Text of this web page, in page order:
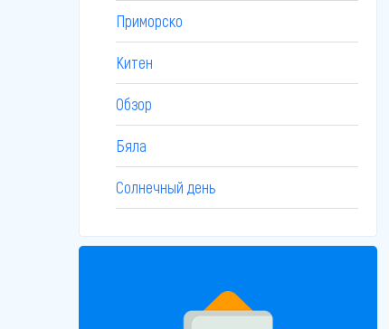
Приморско
Китен
Обзор
Бяла
Солнечный день